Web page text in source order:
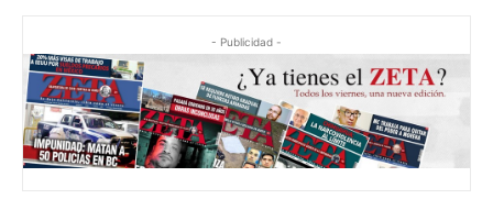
- Publicidad -